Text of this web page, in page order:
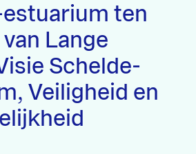
ten
Lange
Schelde-
Veiligheid en